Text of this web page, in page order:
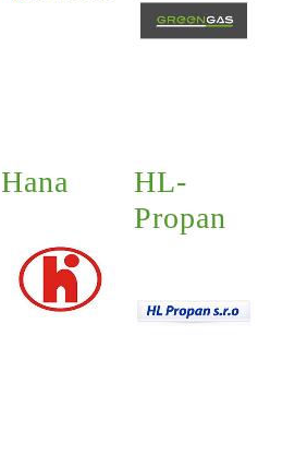
Hana
HL-
Propan